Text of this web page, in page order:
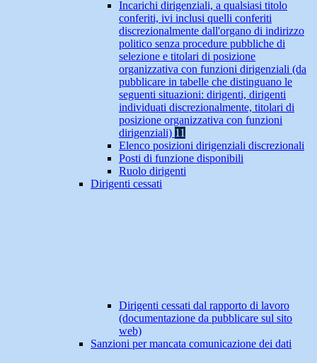
Incarichi dirigenziali, a qualsiasi titolo
conferiti, ivi inclusi quelli conferiti
discrezionalmente dall'organo di indirizzo
politico senza procedure pubbliche di
selezione e titolari di posizione
organizzativa con funzioni dirigenziali (da
pubblicare in tabelle che distinguano le
seguenti situazioni: dirigenti, dirigenti
individuati discrezionalmente, titolari di
posizione organizzativa con funzioni
dirigenziali) 11
Elenco posizioni dirigenziali discrezionali
Posti di funzione disponibili
Ruolo dirigenti
Dirigenti cessati
Dirigenti cessati dal rapporto di lavoro
(documentazione da pubblicare sul sito
web)
Sanzioni per mancata comunicazione dei dati